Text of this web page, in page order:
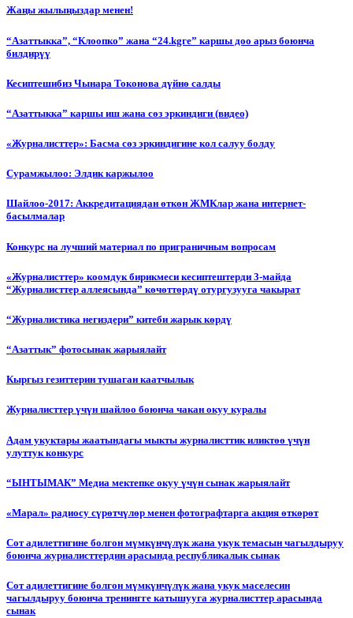
Жаңы жылыңыздар менен!
“Азаттыкка”, “Клоопко” жана “24.kgге” каршы доо арыз боюнча
билдирүү
Кесиптешибиз Чынара Токонова дүйнө салды
“Азаттыкка” каршы иш жана сөз эркиндиги (видео)
«Журналисттер»: Басма сөз эркиндигине кол салуу болду
Сурамжылоо: Элдик каржылоо
Шайлоо-2017: Аккредитациядан өткөн ЖМКлар жана интернет-
басылмалар
Конкурс на лучший материал по приграничным вопросам
«Журналисттер» коомдук бирикмеси кесиптештерди 3-майда
“Журналисттер аллеясында” көчөттөрдү отургузууга чакырат
“Журналистика негиздери” китеби жарык көрдү
“Азаттык” фотосынак жарыялайт
Кыргыз гезиттерин тушаган каатчылык
Журналисттер үчүн шайлоо боюнча чакан окуу куралы
Адам укуктары жаатындагы мыкты журналисттик иликтөө үчүн
улуттук конкурс
“ЫНТЫМАК” Медиа мектепке окуу үчүн сынак жарыялайт
«Марал» радиосу сүрөтчүлөр менен фотографтарга акция өткөрөт
Сот адилеттигине болгон мүмкүнчүлүк жана укук темасын чагылдыруу
боюнча журналисттердин арасында республикалык сынак
Сот адилеттигине болгон мүмкүнчүлүк жана укук маселесин
чагылдыруу боюнча тренингге катышууга журналисттер арасында
сынак